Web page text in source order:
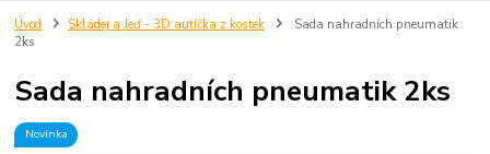
Úvod Skládej a Jeď - 3D autíčka z kostek
Sada nahradních pneumatik
2ks
Sada nahradních pneumatik 2ks
Novinka